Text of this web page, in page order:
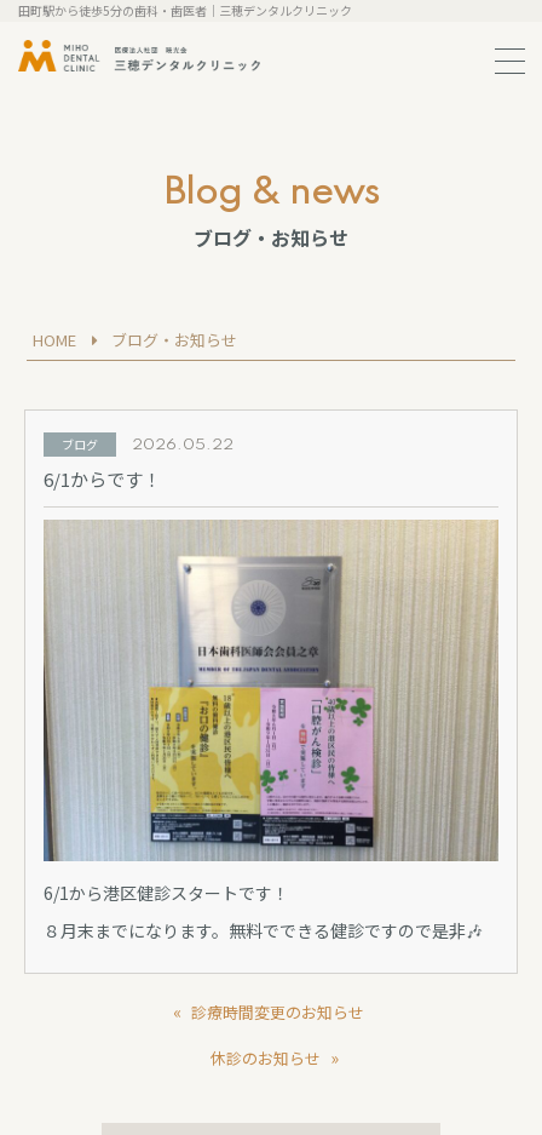
田町駅から徒歩5分の歯科・歯医者｜三穂デンタルクリニック
blog & news
ブログ・お知らせ
HOME ブログ・お知らせ
ブログ 2026.05.22
6/1からです！
6/1から港区健診スタートです！
８月末までになります。無料でできる健診ですので是非🎶
« 診療時間変更のお知らせ
休診のお知らせ »